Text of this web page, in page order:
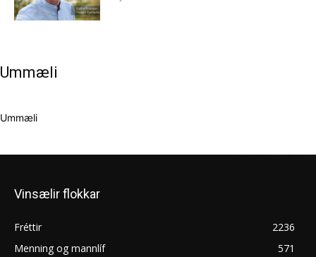
Ummæli
Ummæli
Vinsælir flokkar
Fréttir
2236
Menning og mannlíf
571